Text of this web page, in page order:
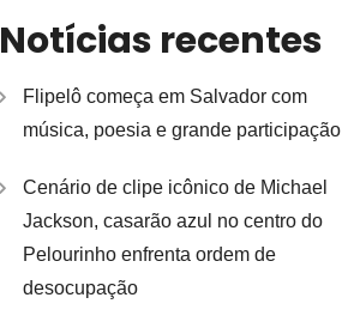
Notícias recentes
Flipelô começa em Salvador com
música, poesia e grande participação
Cenário de clipe icônico de Michael
Jackson, casarão azul no centro do
Pelourinho enfrenta ordem de
desocupação